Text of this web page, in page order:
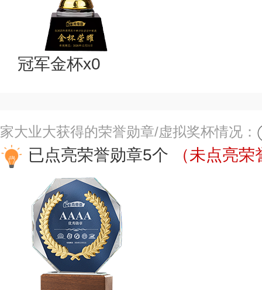
冠军金杯x0
家大业大获得的荣誉勋章/虚拟奖杯情况：
已点亮荣誉勋章5个 （未点亮